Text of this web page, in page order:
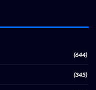
(644)
(345)